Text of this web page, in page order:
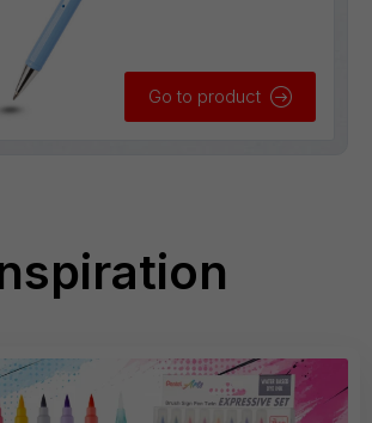
Go to product